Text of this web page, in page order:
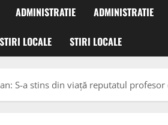
ADMINISTRATIE ADMINISTRATIE
STIRI LOCALE STIRI LOCALE
S-a stins din viață reputatul profesor